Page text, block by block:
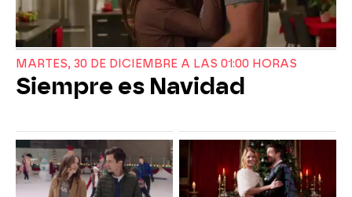
MARTES, 30 DE DICIEMBRE A LAS 01:00 HORAS
Siempre es Navidad